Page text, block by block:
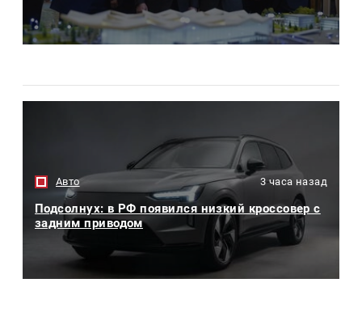
Авто 3 часа назад
Подсолнух: в РФ появился низкий кроссовер с
задним приводом